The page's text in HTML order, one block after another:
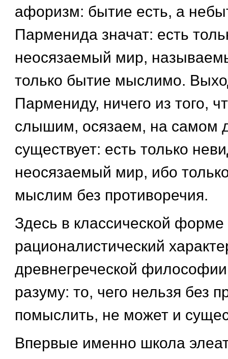
афоризм: бытие есть, а
Парменида значат: есть
неосязаемый мир,
только бытие мыслимо.
Пармениду, ничего из того,
слышим, осязаем, на самом
существует: есть только
неосязаемый мир, ибо
мыслим без противоречия.
Здесь в классической
рационалистический
древнегреческой
разуму: то, чего нельзя без
помыслить, не может и
Впервые именно школа